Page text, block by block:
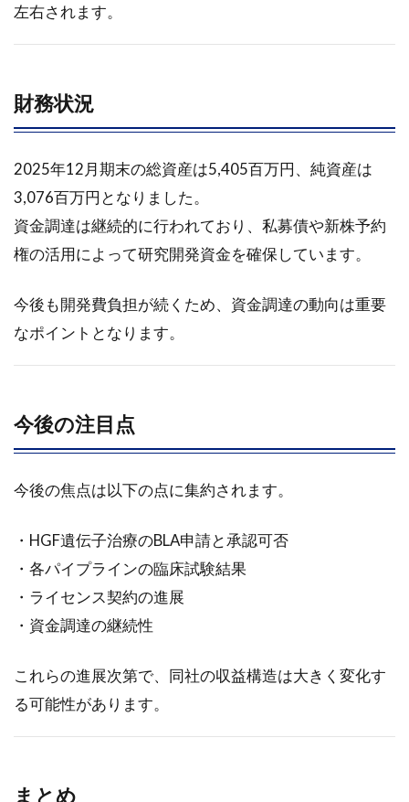
療用製
発方針
その他
のパイ
ン
3.3
業績
動向
と財
況
3.3.1
向
財務状
況
主要
パイ
プラ
イン
の動
向
HGF遺
療用製
左右されます。
財務状況
2025年12月期末の総資産は5,405百万円、純資産は
3,076百万円となりました。
資金調達は継続的に行われており、私募債や新株予約
権の活用によって研究開発資金を確保しています。
今後も開発費負担が続くため、資金調達の動向は重要
なポイントとなります。
今後の注目点
今後の焦点は以下の点に集約されます。
・HGF遺伝子治療のBLA申請と承認可否
・各パイプラインの臨床試験結果
・ライセンス契約の進展
・資金調達の継続性
これらの進展次第で、同社の収益構造は大きく変化す
る可能性があります。
まとめ